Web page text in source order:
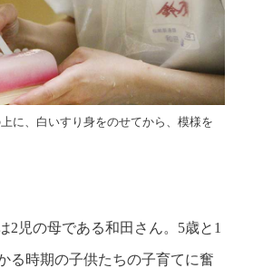
に、白いすり身をのせてから、模様を
2児の母である和田さん。5歳と1
る時期の子供たちの子育てに奮